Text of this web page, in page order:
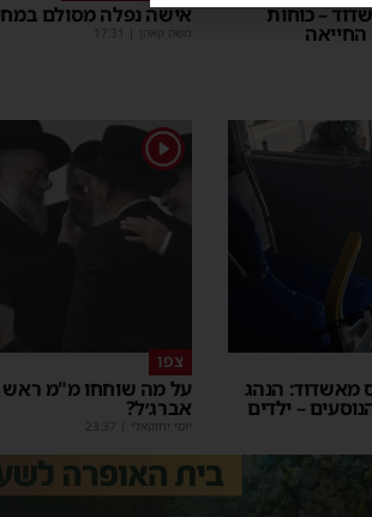
– כוחות
החייאה
אישה נפלה מסולם
משה קאהן 17:31
מאשדוד: הנהג
– ילדים
1
צפו
על מה שוחחו מ"מ ראש
אברג׳ל?
יוסי יחזקאלי 23:37